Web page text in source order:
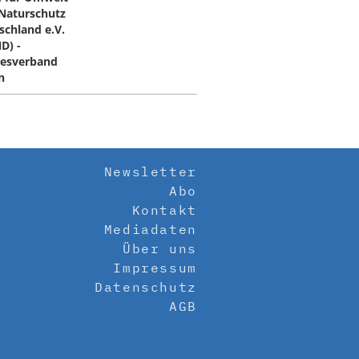
e.V.
-
Newsletter
Abo
Kontakt
Mediadaten
Über uns
Impressum
Datenschutz
AGB